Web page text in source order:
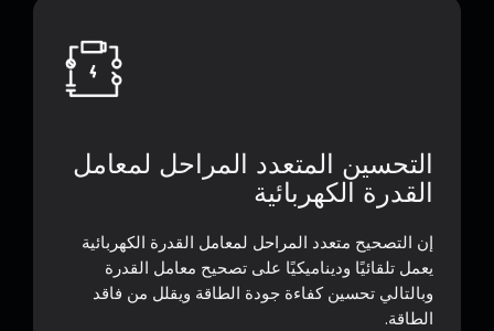
التحسين المتعدد المراحل لمعامل
القدرة الكهربائية
إن التصحيح متعدد المراحل لمعامل القدرة الكهربائية
يعمل تلقائيًا وديناميكيًا على تصحيح معامل القدرة
وبالتالي تحسين كفاءة جودة الطاقة ويقلل من فاقد
الطاقة.